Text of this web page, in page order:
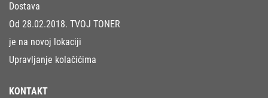
Dostava
Od 28.02.2018. TVOJ TONER
je na novoj lokaciji
Upravljanje kolačićima
KONTAKT